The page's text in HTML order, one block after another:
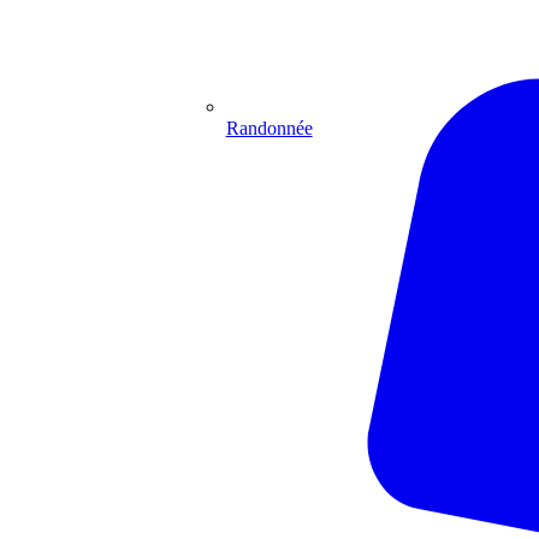
Randonnée